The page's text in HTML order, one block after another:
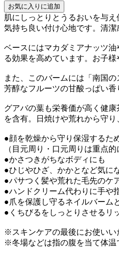
お気に入りに追加
肌にしっとりとうるおいを与
気持ち良い付け心地です。清潔
ベースにはマカダミアナッツ
る効果を高めています。お子
また、このバームには「南国
芳醇なフルーツの甘酸っぱい香
グアバの葉も栄養価が高く健
を含有。日焼けや荒れから守
●顔を乾燥から守り保湿するた
（目元周り・口元周りは重点
●かさつきがちなボディにも
●ひじやひざ、かかとなど気に
●パサつく髪や荒れた毛先のケ
●ハンドクリーム代わりに手や
●爪を保護し守るネイルバーム
●くちびるをしっとりさせる
※スキンケアの最後にお使いい
※冬場などは指の腹を当て体温